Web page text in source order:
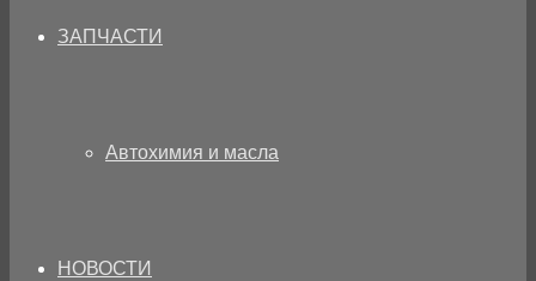
ЗАПЧАСТИ
Автохимия и масла
НОВОСТИ